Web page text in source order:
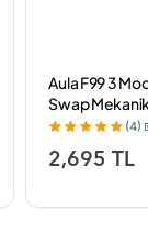
Aula F99 3
Swap
Kablosuz
(4)
2,695 TL